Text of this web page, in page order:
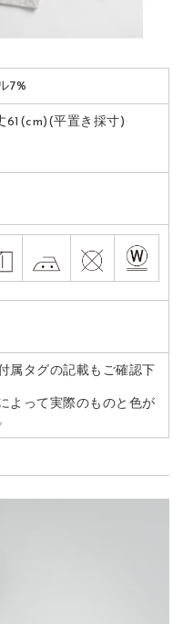
7%
61(cm)(平置き採寸)
属タグの記載もご確認下
よって実際のものと色が